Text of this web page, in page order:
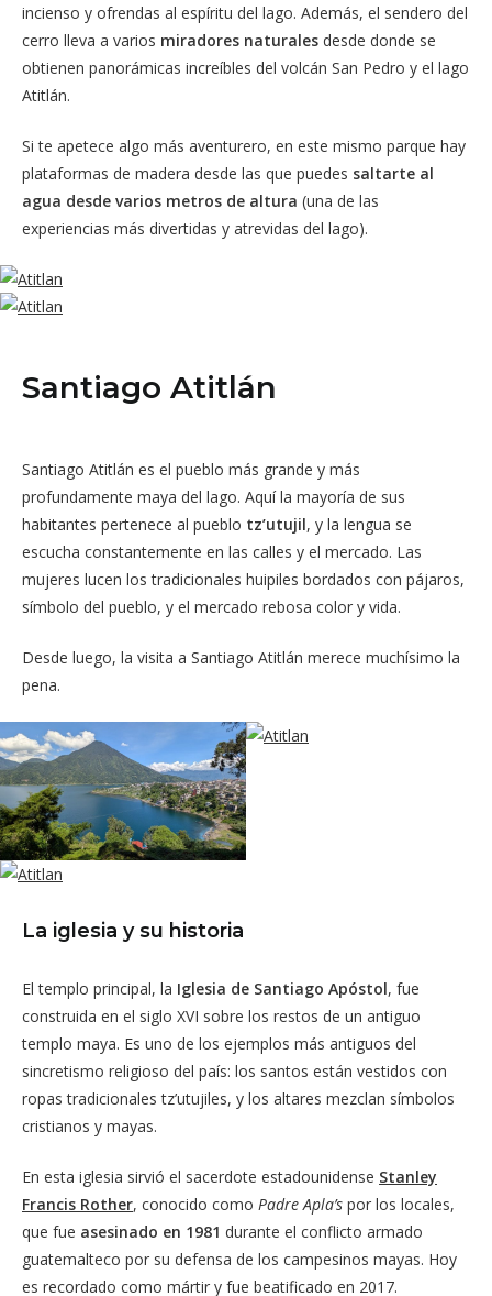
incienso y ofrendas al espíritu del lago. Además, el sendero del
cerro lleva a varios miradores naturales desde donde se
obtienen panorámicas increíbles del volcán San Pedro y el lago
Atitlán.
Si te apetece algo más aventurero, en este mismo parque hay
plataformas de madera desde las que puedes saltarte al
agua desde varios metros de altura (una de las
experiencias más divertidas y atrevidas del lago).
Santiago Atitlán
Santiago Atitlán es el pueblo más grande y más
profundamente maya del lago. Aquí la mayoría de sus
habitantes pertenece al pueblo tz’utujil, y la lengua se
escucha constantemente en las calles y el mercado. Las
mujeres lucen los tradicionales huipiles bordados con pájaros,
símbolo del pueblo, y el mercado rebosa color y vida.
Desde luego, la visita a Santiago Atitlán merece muchísimo la
pena.
La iglesia y su historia
El templo principal, la Iglesia de Santiago Apóstol, fue
construida en el siglo XVI sobre los restos de un antiguo
templo maya. Es uno de los ejemplos más antiguos del
sincretismo religioso del país: los santos están vestidos con
ropas tradicionales tz’utujiles, y los altares mezclan símbolos
cristianos y mayas.
En esta iglesia sirvió el sacerdote estadounidense Stanley
Francis Rother, conocido como Padre Apla’s por los locales,
que fue asesinado en 1981 durante el conflicto armado
guatemalteco por su defensa de los campesinos mayas. Hoy
es recordado como mártir y fue beatificado en 2017.